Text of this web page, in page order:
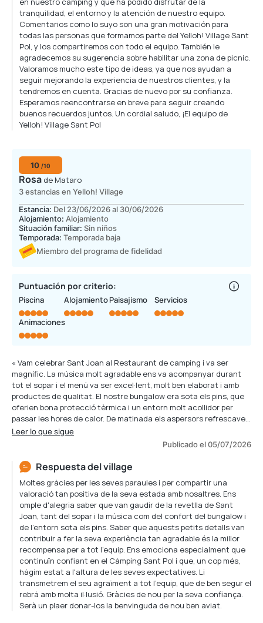
tranquilidad, el entorno y la atención de nuestro equipo.
Comentarios como lo suyo son una gran motivación para
todas las personas que formamos parte del Yelloh! Village Sant
Pol, y los compartiremos con todo el equipo. También le
agradecemos su sugerencia sobre habilitar una zona de picnic.
Valoramos mucho este tipo de ideas, ya que nos ayudan a
seguir mejorando la experiencia de nuestros clientes, y la
tendremos en cuenta. Gracias de nuevo por su confianza.
Esperamos reencontrarse en breve para seguir creando
buenos recuerdos juntos. Un cordial saludo, ¡El equipo de
Yelloh! Village Sant Pol
10 /10
Rosa de Mataro
3 estancias en Yelloh! Village
Estancia: Del 23/06/2026 al 30/06/2026
Alojamiento: Alojamiento
Situación familiar: Sin niños
Temporada: Temporada baja
Miembro del programa de fidelidad
Puntuación por criterio:
Piscina Alojamiento Paisajismo Servicios
Animaciones
« Vam celebrar Sant Joan al Restaurant de camping i va ser
magnífic. La música molt agradable ens va acompanyar durant
tot el sopar i el menú va ser excel·lent, molt ben elaborat i amb
productes de qualitat. El nostre bungalow era sota els pins, que
oferien bona protecció tèrmica i un entorn molt acollidor per
passar les hores de calor. De matinada els aspersors refrescaven
el terra i la humitat i la frescor es mantenien durant hores creant
un ambient molt agradable. Una experiencia més que
satisfactòria, com totes les nostres experiències anteriors al
Leer lo que sigue
Publicado el 05/07/2026
Respuesta del village
Moltes gràcies per les seves paraules i per compartir una
valoració tan positiva de la seva estada amb nosaltres. Ens
omple d'alegria saber que van gaudir de la revetlla de Sant
Joan, tant del sopar i la música com del confort del bungalow i
de l'entorn sota els pins. Saber que aquests petits detalls van
contribuir a fer la seva experiència tan agradable és la millor
recompensa per a tot l'equip. Ens emociona especialment que
continuïn confiant en el Càmping Sant Pol i que, un cop més,
hàgim estat a l'altura de les seves expectatives. Li
transmetrem el seu agraïment a tot l'equip, que de ben segur el
rebrà amb molta il·lusió. Gràcies de nou per la seva confiança.
Serà un plaer donar-los la benvinguda de nou ben aviat.